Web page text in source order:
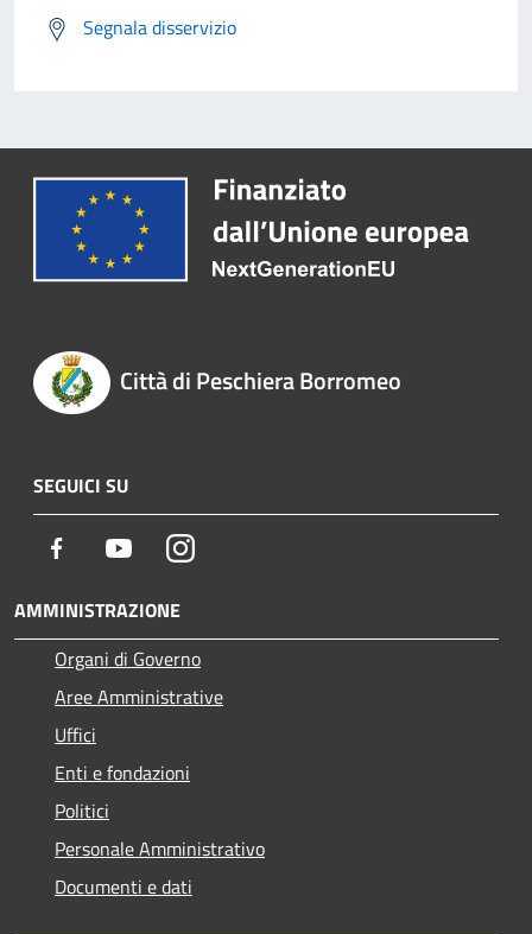
Segnala disservizio
Città di Peschiera Borromeo
SEGUICI SU
Facebook YoutubeInstagram
AMMINISTRAZIONE
Organi di Governo
Aree Amministrative
Uffici
Enti e fondazioni
Politici
Personale Amministrativo
Documenti e dati